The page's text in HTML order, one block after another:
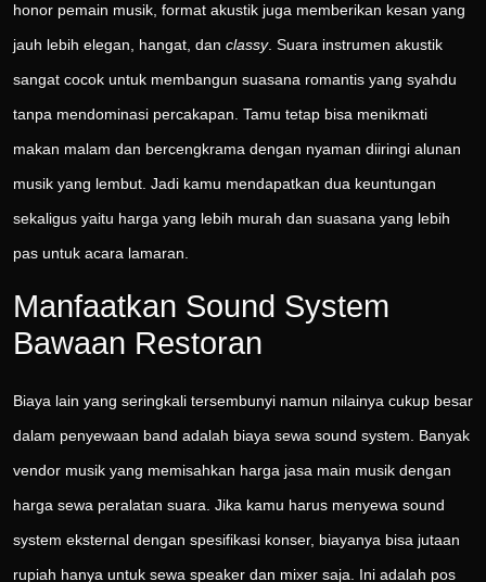
honor pemain musik, format akustik juga memberikan kesan yang
jauh lebih elegan, hangat, dan classy. Suara instrumen akustik
sangat cocok untuk membangun suasana romantis yang syahdu
tanpa mendominasi percakapan. Tamu tetap bisa menikmati
makan malam dan bercengkrama dengan nyaman diiringi alunan
musik yang lembut. Jadi kamu mendapatkan dua keuntungan
sekaligus yaitu harga yang lebih murah dan suasana yang lebih
pas untuk acara lamaran.
Manfaatkan Sound System
Bawaan Restoran
Biaya lain yang seringkali tersembunyi namun nilainya cukup besar
dalam penyewaan band adalah biaya sewa sound system. Banyak
vendor musik yang memisahkan harga jasa main musik dengan
harga sewa peralatan suara. Jika kamu harus menyewa sound
system eksternal dengan spesifikasi konser, biayanya bisa jutaan
rupiah hanya untuk sewa speaker dan mixer saja. Ini adalah pos